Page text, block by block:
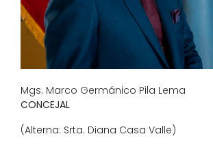
Mgs. Marco Germánico Pila Lema
CONCEJAL
(Alterna: Srta. Diana Casa Valle)